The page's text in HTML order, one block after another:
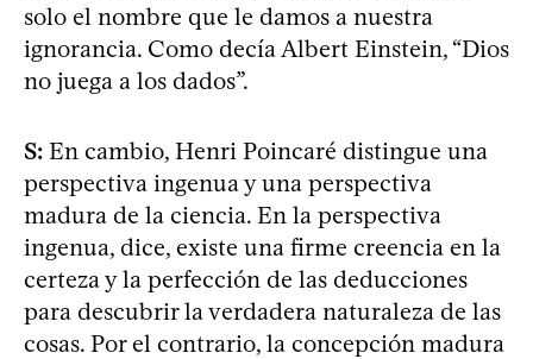
solo el nombre que le damos a nuestra
ignorancia. Como decía Albert Einstein, “Dios
no juega a los dados”.
S: En cambio, Henri Poincaré distingue una
perspectiva ingenua y una perspectiva
madura de la ciencia. En la perspectiva
ingenua, dice, existe una firme creencia en la
certeza y la perfección de las deducciones
para descubrir la verdadera naturaleza de las
cosas. Por el contrario, la concepción madura